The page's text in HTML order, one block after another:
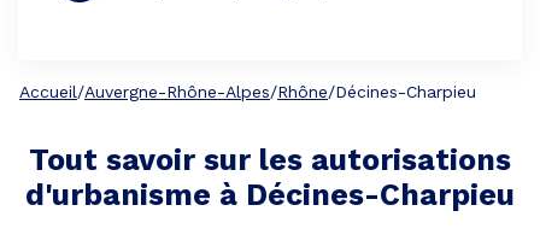
Accueil/Auvergne-Rhône-Alpes/Rhône/Décines-Charpieu
Tout savoir sur les autorisations
d'urbanisme à Décines-Charpieu